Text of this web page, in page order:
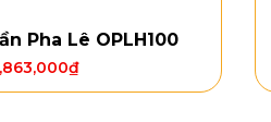
Pha Lê OPLH100
₫